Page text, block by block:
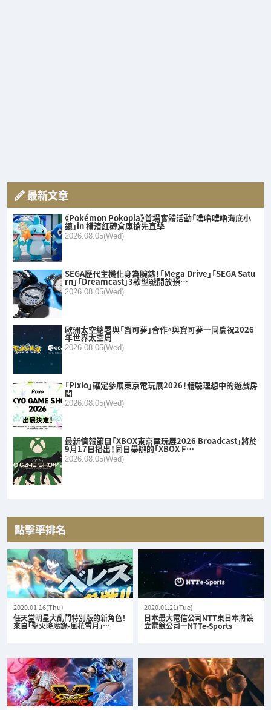
最新文章
《Pokémon Pokopia》首場實體活動「噗嚕噗嚕海底小
鎮」in 橫濱紅磚倉庫搶先直擊
2026.08.05(Wed)
SEGA歷代主機化身為腕錶！「Mega Drive」「SEGA Satu
rn」「Dreamcast」3款型號開放預…
2026.08.05(Wed)
歐洲太空總署與「寶可夢」合作。與寶可夢一同慶祝2026
年世界太空周
2026.08.05(Wed)
「Pixio」確定參展東京電玩展2026！體驗理想中的遊戲房
間
2026.08.05(Wed)
最新情報節目「XBOX東京電玩展2026 Broadcast」將於
9月17日播出！同日舉辦的「XBOX F…
2026.08.05(Wed)
點擊率排名
2020.01.16(Thu)
任天堂明星大亂鬥特別版的新角色！
來自「聖火降魔錄-風花雪月」…
2020.01.21(Tue)
日本最大電信公司NTT東日本將設
立電競公司—NTTe-Sports